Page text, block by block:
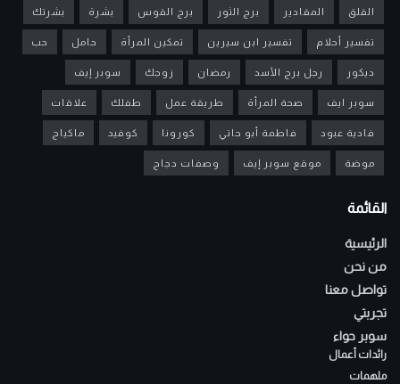
القلق المقادير برج الثور برج القوس بشرة بشرتك
تفسير أحلام تفسير ابن سيرين تمكين المرأة حامل حب
ديكور رجل برج الأسد رمضان زوجك سوبر إيف
سوبر ايف صحة المرأة طريقة عمل طفلك علاقات
فادية عبود فاطمة أبو حاتي كورونا كوفيد ماكياج
موضة موقع سوبر إيف وصفات دجاج
القائمة
الرئيسية
من نحن
تواصل معنا
تجربتي
سوبر حواء
رائدات أعمال
ملهمات